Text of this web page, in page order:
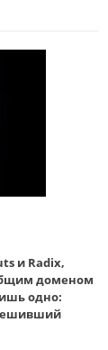
и Radix,
доменом
одно: